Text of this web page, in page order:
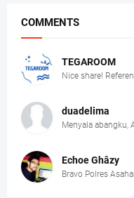
COMMENTS
TEGAROOM
Nice share!
duadelima
Menyala abangku,
Echoe Ghâzy
Bravo Polres